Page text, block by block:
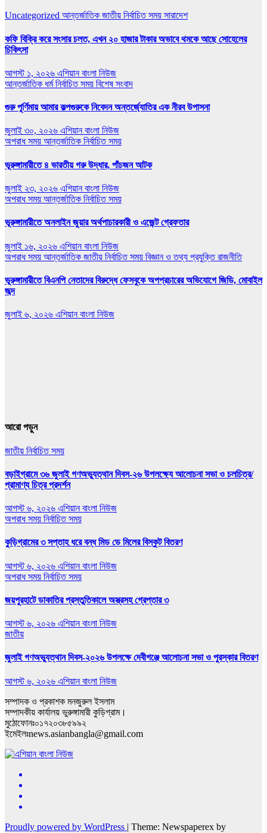
Uncategorized আন্তর্জাতিক জাতীয় নির্বাচিত সময় সারাদেশ
কফি বিক্রি করে সংসার চলত, এখন ২০ হাজার টাকার অভাবে থমকে আছে সোহেলের
চিকিৎসা
আগস্ট ১, ২০২৬ এশিয়ান বাংলা নিউজ
আন্তর্জাতিক ধর্মনির্বাচিত সময় বিশেষ সংবাদ
গুরু পূর্ণিমায় আমার কল্পগুরুকে নিবেদন অন্তর্জ্যোতির এক নীরব উপাসনা
জুলাই ৩০, ২০২৬ এশিয়ান বাংলা নিউজ
অপরাধ সময় আন্তর্জাতিক নির্বাচিত সময়
ভূরুঙ্গামারীতে ৪ ভারতীয় গরু উদ্ধার, পাঁচজন আটক
জুলাই ২৩, ২০২৬ এশিয়ান বাংলা নিউজ
অপরাধ সময় আন্তর্জাতিক নির্বাচিত সময়
ভূরুঙ্গামারীতে অনলাইন জুয়ার অর্থপাচারকারী ও এজেন্ট গ্রেফতার
জুলাই ১৬, ২০২৬ এশিয়ান বাংলা নিউজ
অপরাধ সময় আন্তর্জাতিক জাতীয় নির্বাচিত সময় বিজ্ঞান ও তথ্য প্রযুক্তিরাজনীতি
ভূরুঙ্গামারীতে বিএনপি নেতাদের বিরুদ্ধে ফেসবুকে অপপ্রচারের অভিযোগে জিডি, মোবাইল
জব্দ
জুলাই ৬, ২০২৬ এশিয়ান বাংলা নিউজ
আরো পড়ুন
জাতীয় নির্বাচিত সময়
বড়াইগ্রামে ৩৬ জুলাই গণঅভ্যুত্থান দিবস-২৬ উপলক্ষ্যে আলোচনা সভা ও চলচিত্র/
প্রামাণ্য চিত্র প্রদর্শন
আগস্ট ৬, ২০২৬ এশিয়ান বাংলা নিউজ
অপরাধ সময় নির্বাচিত সময়
কুড়িগ্রামের ৩ সপ্তাহ ধরে বন্ধ মিড ডে মিলের বিস্কুট বিতরণ
আগস্ট ৬, ২০২৬ এশিয়ান বাংলা নিউজ
অপরাধ সময় নির্বাচিত সময়
জয়পুরহাটে ডাকাতির প্রস্তুতিকালে অস্ত্রসহ গ্রেপ্তার ৩
আগস্ট ৬, ২০২৬ এশিয়ান বাংলা নিউজ
জাতীয়
জুলাই গণঅভ্যুত্থান দিবস-২০২৬ উপলক্ষে দেবীগঞ্জে আলোচনা সভা ও পুরস্কার বিতরণ
আগস্ট ৬, ২০২৬ এশিয়ান বাংলা নিউজ
সম্পাদক ও প্রকাশক মনজুরুল ইসলাম
সম্পাদকীয় কার্যালয় ভুরুঙ্গামারী কুড়িগ্রাম।
মুঠোফোনঃ০১৭২০৩৮৫৯৯২
ইমেইলঃnews.asianbangla@gmail.com
Proudly powered by WordPress | Theme: Newspaperex by